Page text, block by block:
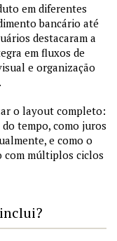
em diferentes
bancário até
destacaram a
em fluxos de
e organização
o layout completo:
tempo, como juros
e como o
com múltiplos ciclos